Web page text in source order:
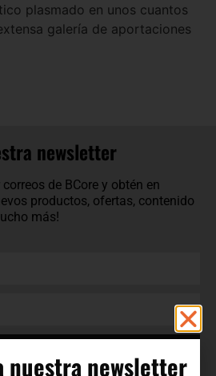
plasmado en unos cuantos
galería de aportaciones
newsletter
de BCore y obtén en
productos, ofertas, contenido
más!
nuestra newsletter​